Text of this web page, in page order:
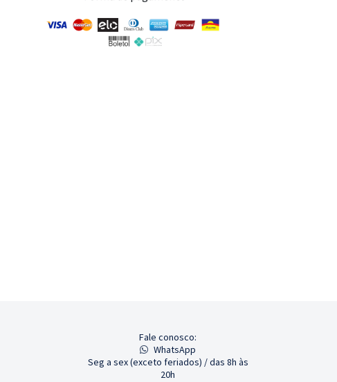
Fale conosco:
WhatsApp
Seg a sex (exceto feriados) / das 8h às
20h